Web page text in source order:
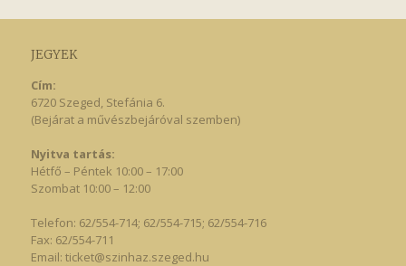
JEGYEK
Cím:
6720 Szeged, Stefánia 6.
(Bejárat a művészbejáróval szemben)
Nyitva tartás:
Hétfő – Péntek 10:00 – 17:00
Szombat 10:00 – 12:00
Telefon: 62/554-714; 62/554-715; 62/554-716
Fax: 62/554-711
Email: ticket@szinhaz.szeged.hu